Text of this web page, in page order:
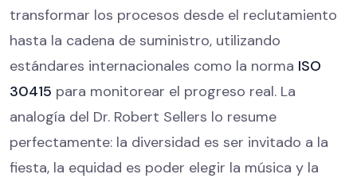
transformar los procesos desde el reclutamiento
hasta la cadena de suministro, utilizando
estándares internacionales como la norma ISO
30415 para monitorear el progreso real. La
analogía del Dr. Robert Sellers lo resume
perfectamente: la diversidad es ser invitado a la
fiesta, la equidad es poder elegir la música y la